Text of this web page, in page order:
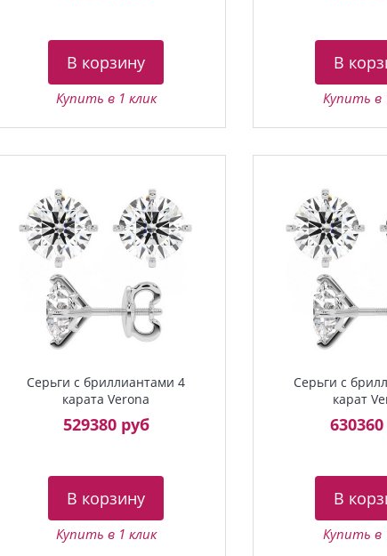
В корзину
Купить в 1 клик
В
Купить в
Серьги с бриллиантами 4
карата Verona
529380 руб
В корзину
Купить в 1 клик
Серьги с
карат
В
Купить в